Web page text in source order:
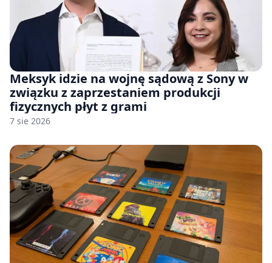
Meksyk idzie na wojnę sądową z Sony w
związku z zaprzestaniem produkcji
fizycznych płyt z grami
7 sie 2026